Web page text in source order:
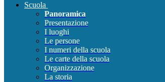
Scuola
Panoramica
Presentazione
I luoghi
Le persone
I numeri della scuola
Le carte della scuola
Organizzazione
La storia